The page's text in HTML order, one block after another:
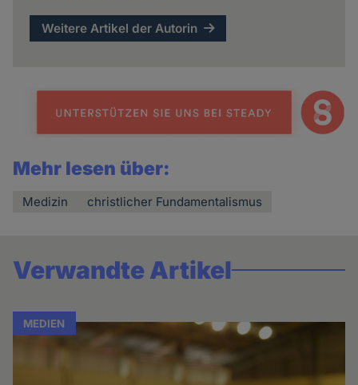
Weitere Artikel der Autorin
Mehr lesen über:
Medizin christlicher Fundamentalismus
Verwandte Artikel
MEDIEN